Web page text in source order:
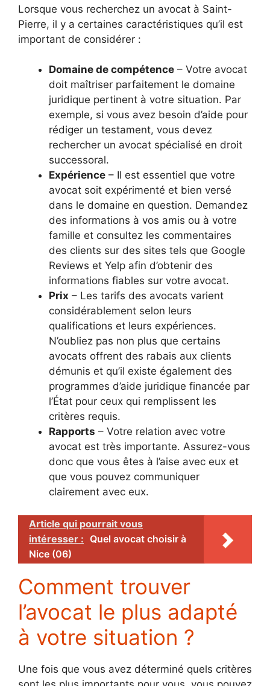
Lorsque vous recherchez un avocat à Saint-
Pierre, il y a certaines caractéristiques qu’il est
important de considérer :
Domaine de compétence – Votre avocat
doit maîtriser parfaitement le domaine
juridique pertinent à votre situation. Par
exemple, si vous avez besoin d’aide pour
rédiger un testament, vous devez
rechercher un avocat spécialisé en droit
successoral.
Expérience – Il est essentiel que votre
avocat soit expérimenté et bien versé
dans le domaine en question. Demandez
des informations à vos amis ou à votre
famille et consultez les commentaires
des clients sur des sites tels que Google
Reviews et Yelp afin d’obtenir des
informations fiables sur votre avocat.
Prix – Les tarifs des avocats varient
considérablement selon leurs
qualifications et leurs expériences.
N’oubliez pas non plus que certains
avocats offrent des rabais aux clients
démunis et qu’il existe également des
programmes d’aide juridique financée par
l’État pour ceux qui remplissent les
critères requis.
Rapports – Votre relation avec votre
avocat est très importante. Assurez-vous
donc que vous êtes à l’aise avec eux et
que vous pouvez communiquer
clairement avec eux.
Article qui pourrait vous
intéresser : Quel avocat choisir à
Nice (06)
Comment trouver
l’avocat le plus adapté
à votre situation ?
Une fois que vous avez déterminé quels critères